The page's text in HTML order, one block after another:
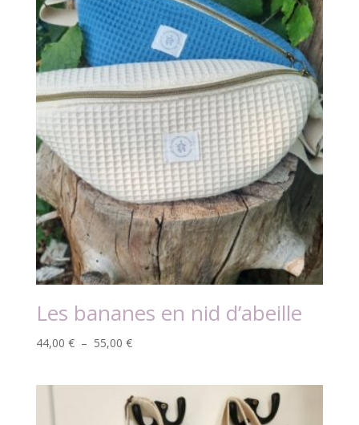
Les bananes en nid d’abeille
44,00 € – 55,00 €Plage
44,00 €
à